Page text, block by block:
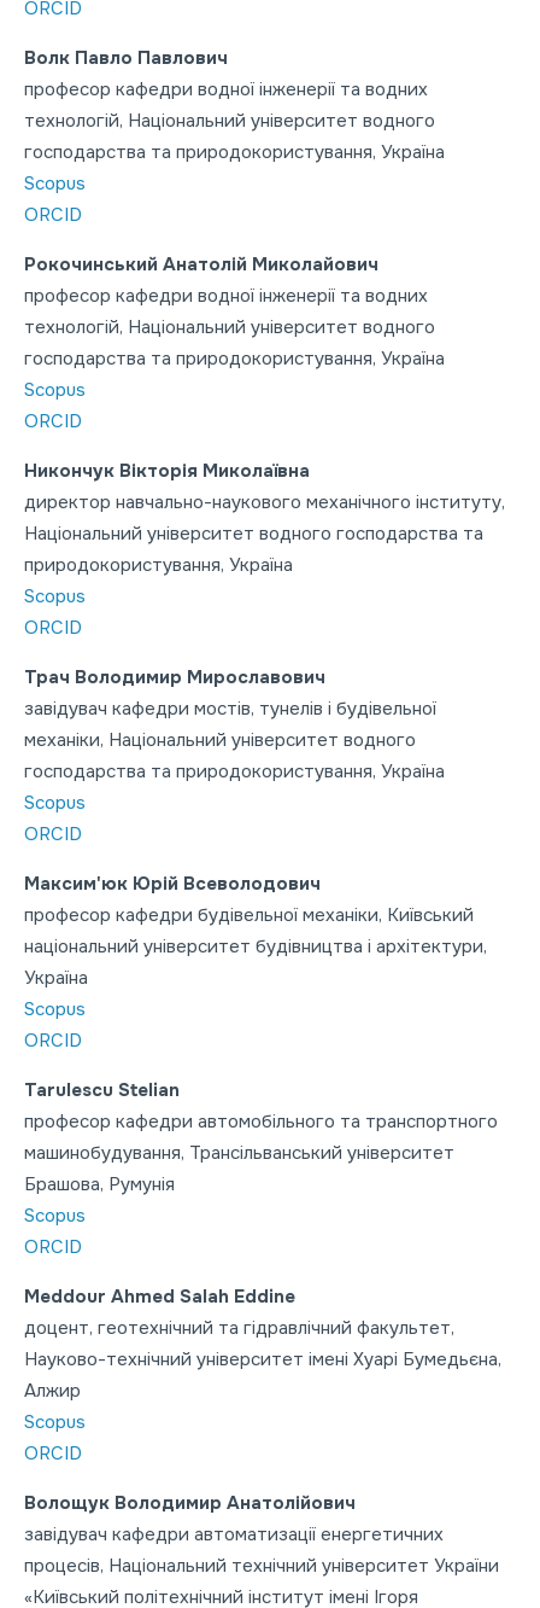
ORCID
Волк Павло Павлович
професор кафедри водної інженерії та водних
технологій, Національний університет водного
господарства та природокористування, Україна
Scopus
ORCID
Рокочинський Анатолій Миколайович
професор кафедри водної інженерії та водних
технологій, Національний університет водного
господарства та природокористування, Україна
Scopus
ORCID
Никончук Вікторія Миколаївна
директор навчально-наукового механічного інституту,
Національний університет водного господарства та
природокористування, Україна
Scopus
ORCID
Трач Володимир Мирославович
завідувач кафедри мостів, тунелів і будівельної
механіки, Національний університет водного
господарства та природокористування, Україна
Scopus
ORCID
Максим'юк Юрій Всеволодович
професор кафедри будівельної механіки, Київський
національний університет будівництва і архітектури,
Україна
Scopus
ORCID
Tarulescu Stelian
професор кафедри автомобільного та транспортного
машинобудування, Трансільванський університет
Брашова, Румунія
Scopus
ORCID
Meddour Ahmed Salah Eddine
доцент, геотехнічний та гідравлічний факультет,
Науково-технічний університет імені Хуарі Бумедьєна,
Алжир
Scopus
ORCID
Волощук Володимир Анатолійович
завідувач кафедри автоматизації енергетичних
процесів, Національний технічний університет України
«Київський політехнічний інститут імені Ігоря